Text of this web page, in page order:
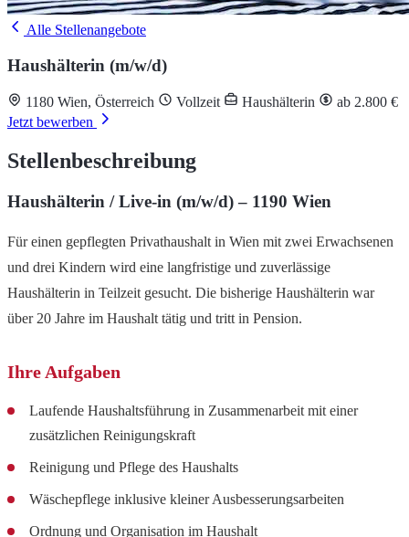
Alle Stellenangebote
Haushälterin (m/w/d)
1180 Wien, Österreich Vollzeit Haushälterin
ab 2.800 €
Jetzt bewerben
Stellenbeschreibung
Haushälterin / Live-in (m/w/d) – 1190 Wien
Für einen gepflegten Privathaushalt in Wien mit zwei Erwachsenen
und drei Kindern wird eine langfristige und zuverlässige
Haushälterin in Teilzeit gesucht. Die bisherige Haushälterin war
über 20 Jahre im Haushalt tätig und tritt in Pension.
Ihre Aufgaben
Laufende Haushaltsführung in Zusammenarbeit mit einer
zusätzlichen Reinigungskraft
Reinigung und Pflege des Haushalts
Wäschepflege inklusive kleiner Ausbesserungsarbeiten
Ordnung und Organisation im Haushalt